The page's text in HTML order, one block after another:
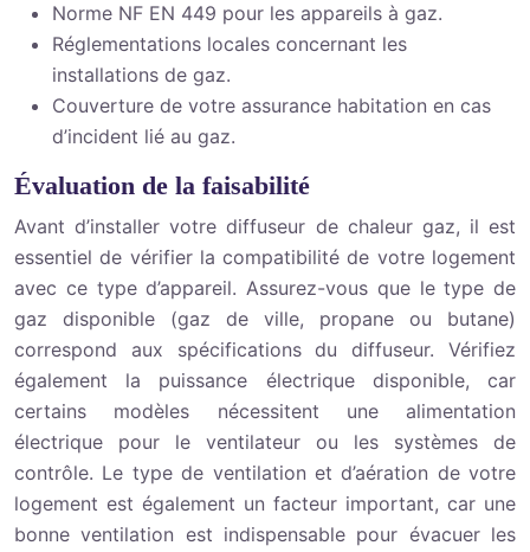
Norme NF EN 449 pour les appareils à gaz.
Réglementations locales concernant les
installations de gaz.
Couverture de votre assurance habitation en cas
d’incident lié au gaz.
Évaluation de la faisabilité
Avant d’installer votre diffuseur de chaleur gaz, il est
essentiel de vérifier la compatibilité de votre logement
avec ce type d’appareil. Assurez-vous que le type de
gaz disponible (gaz de ville, propane ou butane)
correspond aux spécifications du diffuseur. Vérifiez
également la puissance électrique disponible, car
certains modèles nécessitent une alimentation
électrique pour le ventilateur ou les systèmes de
contrôle. Le type de ventilation et d’aération de votre
logement est également un facteur important, car une
bonne ventilation est indispensable pour évacuer les